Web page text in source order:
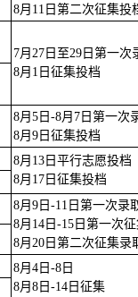
8月11日第二次征集投
7月27日至29日第一次
8月1日征集投档
8月5日-8月7日第一次
8月9日征集投档
8月13日平行志愿投档
8月17日征集投档
8月9日-11日第一次录
8月14日-15日第一次
8月20日第二次征集录
8月4日-8日
8月8日-14日征集